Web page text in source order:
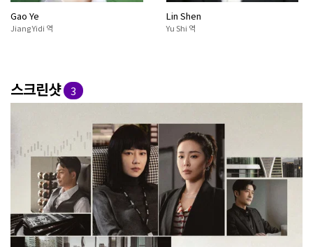
Gao Ye
Jiang Yidi 역
Lin Shen
Yu Shi 역
스크린샷 3